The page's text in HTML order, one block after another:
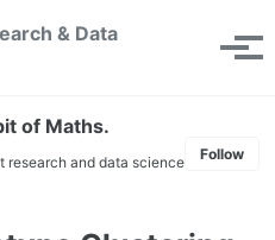
& Data
Toggle
of Maths.
research and data science Follow